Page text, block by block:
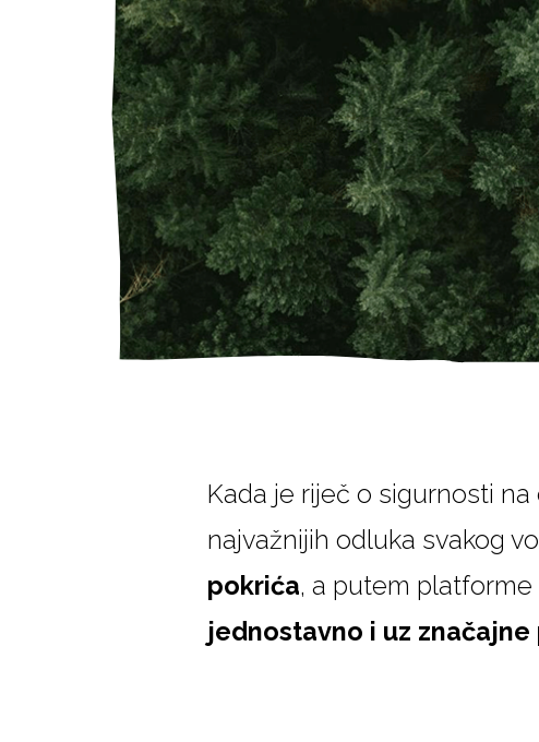
Kada je riječ o sigurnosti
najvažnijih odluka svakog
pokrića, a putem platforme
jednostavno i uz